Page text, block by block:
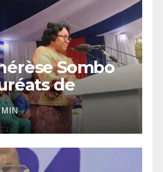
Sombo
de
leurs
service de